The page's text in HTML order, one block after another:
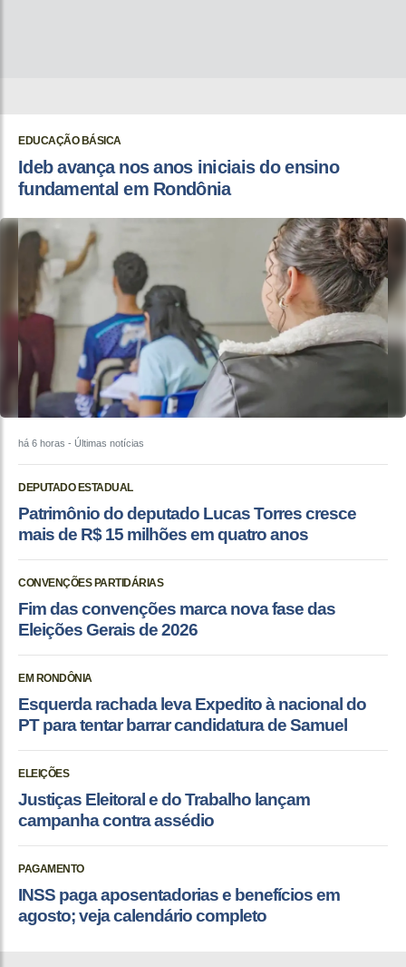
EDUCAÇÃO BÁSICA
Ideb avança nos anos iniciais do ensino
fundamental em Rondônia
há 6 horas - Últimas notícias
DEPUTADO ESTADUAL
Patrimônio do deputado Lucas Torres cresce
mais de R$ 15 milhões em quatro anos
CONVENÇÕES PARTIDÁRIAS
Fim das convenções marca nova fase das
Eleições Gerais de 2026
EM RONDÔNIA
Esquerda rachada leva Expedito à nacional do
PT para tentar barrar candidatura de Samuel
ELEIÇÕES
Justiças Eleitoral e do Trabalho lançam
campanha contra assédio
PAGAMENTO
INSS paga aposentadorias e benefícios em
agosto; veja calendário completo